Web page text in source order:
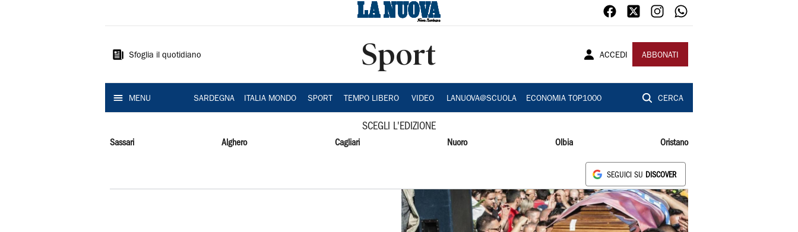
Sardegna
Sfoglia il quotidiano Sport ACCEDI ABBONATI
MENU SARDEGNA ITALIA MONDO SPORT TEMPO LIBERO VIDEO LANUOVA@SCUOLA ECONOMIA TOP1000 CERCA
SCEGLI L'EDIZIONE
Sassari Alghero Cagliari Nuoro Olbia Oristano
SEGUICI SU DISCOVER